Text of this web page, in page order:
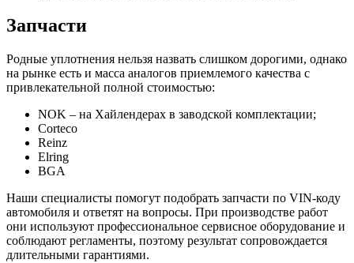
Запчасти
Родные уплотнения нельзя назвать слишком дорогими, однако
на рынке есть и масса аналогов приемлемого качества с
привлекательной полной стоимостью:
NOK – на Хайлендерах в заводской комплектации;
Corteco
Reinz
Elring
BGA
Наши специалисты помогут подобрать запчасти по VIN-коду
автомобиля и ответят на вопросы. При производстве работ
они используют профессиональное сервисное оборудование и
соблюдают регламенты, поэтому результат сопровождается
длительными гарантиями.